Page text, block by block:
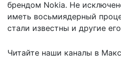
брендом Nokia. Не
иметь восьмиядерный
стали известны и другие
Читайте наши каналы в Макс